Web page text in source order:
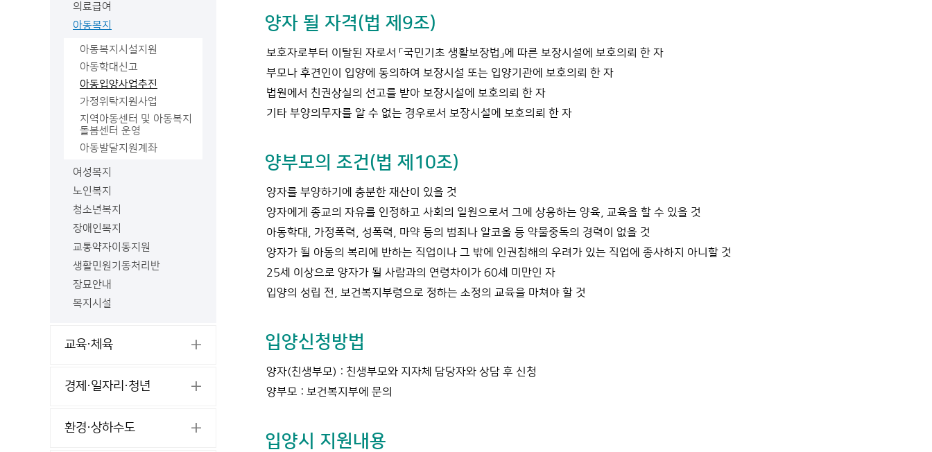
의료급여
아동복지
아동복지시설지원
아동학대신고
아동입양사업추진
가정위탁지원사업
지역아동센터 및 아동복지
돌봄센터 운영
아동발달지원계좌
여성복지
노인복지
청소년복지
장애인복지
교통약자이동지원
생활민원기동처리반
장묘안내
복지시설
교육·체육
경제·일자리·청년
환경·상하수도
양자 될 자격(법 제9조)
보호자로부터 이탈된 자로서 「국민기초 생활보장법」에 따른 보장시설에 보호의뢰 한 자
부모나 후견인이 입양에 동의하여 보장시설 또는 입양기관에 보호의뢰 한 자
법원에서 친권상실의 선고를 받아 보장시설에 보호의뢰 한 자
기타 부양의무자를 알 수 없는 경우로서 보장시설에 보호의뢰 한 자
양부모의 조건(법 제10조)
양자를 부양하기에 충분한 재산이 있을 것
양자에게 종교의 자유를 인정하고 사회의 일원으로서 그에 상응하는 양육, 교육을 할 수 있을 것
아동학대, 가정폭력, 성폭력, 마약 등의 범죄나 알코올 등 약물중독의 경력이 없을 것
양자가 될 아동의 복리에 반하는 직업이나 그 밖에 인권침해의 우려가 있는 직업에 종사하지 아니할 것
25세 이상으로 양자가 될 사람과의 연령차이가 60세 미만인 자
입양의 성립 전, 보건복지부령으로 정하는 소정의 교육을 마쳐야 할 것
입양신청방법
양자(친생부모) : 친생부모와 지자체 담당자와 상담 후 신청
양부모 : 보건복지부에 문의
입양시 지원내용